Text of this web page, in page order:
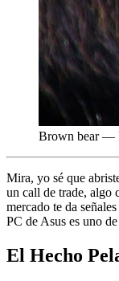
Brown bear —
Mira, yo sé que
un call de trade, algo
mercado te da
PC de Asus es uno
El Hecho